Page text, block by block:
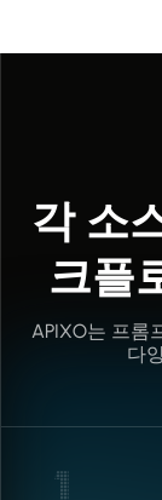
각 소
크플
APIXO는 프롬
다